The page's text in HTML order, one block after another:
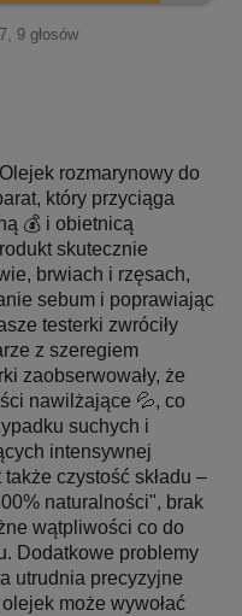
, 9głosów
rozmarynowy do
który przyciąga
💰 i obietnicą
skutecznie
brwiach i rzęsach,
sebum i poprawiając
testerki zwróciły
z szeregiem
zaobserwowały, że
nawilżające 💦, co
suchych i
intensywnej
czystość składu –
naturalności", brak
wątpliwości co do
Dodatkowe problemy
utrudnia precyzyjne
może wywołać